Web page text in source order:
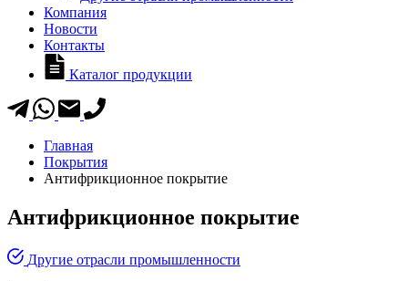
Компания
Новости
Контакты
Каталог продукции
Главная
Покрытия
Антифрикционное покрытие
Антифрикционное покрытие
Другие отрасли промышленности